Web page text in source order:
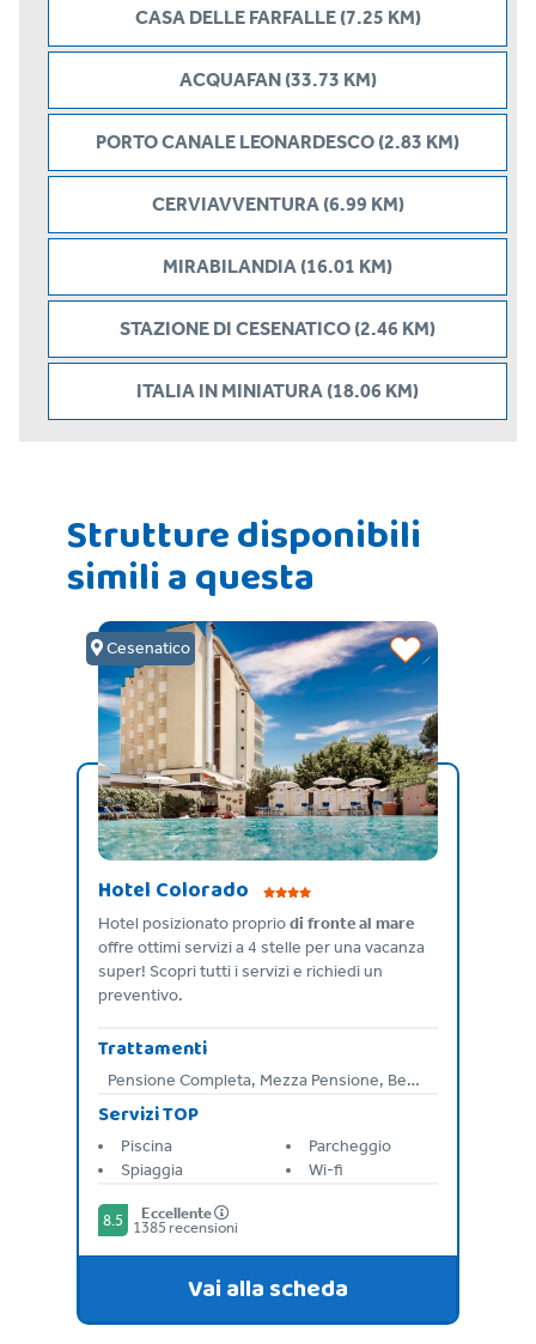
CASA DELLE FARFALLE (7.25 KM)
ACQUAFAN (33.73 KM)
PORTO CANALE LEONARDESCO (2.83 KM)
CERVIAVVENTURA (6.99 KM)
MIRABILANDIA (16.01 KM)
STAZIONE DI CESENATICO (2.46 KM)
ITALIA IN MINIATURA (18.06 KM)
Strutture disponibili
simili a questa
Cesenatico
Hotel Colorado
Hotel posizionato propriodi fronte al mare
offre ottimi servizi a 4 stelle per una vacanza
super! Scopri tutti i servizi e richiedi un
preventivo.
Trattamenti
Pensione Completa, Mezza Pensione, Bed & Breakfast
Servizi TOP
Piscina
Parcheggio
Spiaggia
Wi-fi
8.5
Eccellente
1385 recensioni
Vai alla scheda